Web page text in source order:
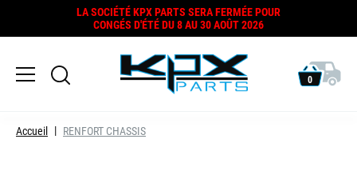
LA SOCIÉTÉ KPX PARTS SERA FERMÉE POUR
CONGÉS D'ÉTÉ DU 8 AU 30 AOÛT 2026
0
Accueil RENFORT CHASSIS